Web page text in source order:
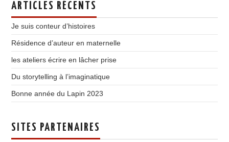
ARTICLES RÉCENTS
Je suis conteur d’histoires
Résidence d’auteur en maternelle
les ateliers écrire en lâcher prise
Du storytelling à l’imaginatique
Bonne année du Lapin 2023
SITES PARTENAIRES